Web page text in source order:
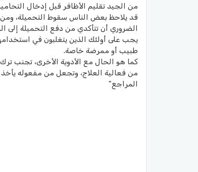
من الجيد تقليم الأظافر قبل إدخال
قد يلاحظ بعض الناس سقوط التحميلة،
الضروري أن تتأكدي من دفع التحميلة إلى
يجب على أولئك الذين يتغلبون في
طبيب أو ممرضة خاصة.
كما هو الحال مع الأدوية الأخرى، تجنب
من فعالية العلاج، وتجعل من مفعوله يأخذ
المراجع"